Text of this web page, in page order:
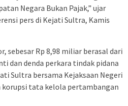
Negara Bukan Pajak,” ujar
pers di Kejati Sultra, Kamis
sebesar Rp 8,98 miliar berasal dari
dan denda perkara tindak pidana
Sultra bersama Kejaksaan Negeri
korupsi tata kelola pertambangan